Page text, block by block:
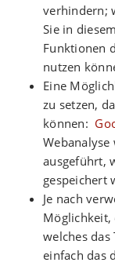
verhindern;
Sie in
Funktionen
nutzen
Eine
zu setzen,
können:
ausgeführt,
gespeichert
Je nach
Möglichkeit,
welches
einfach das